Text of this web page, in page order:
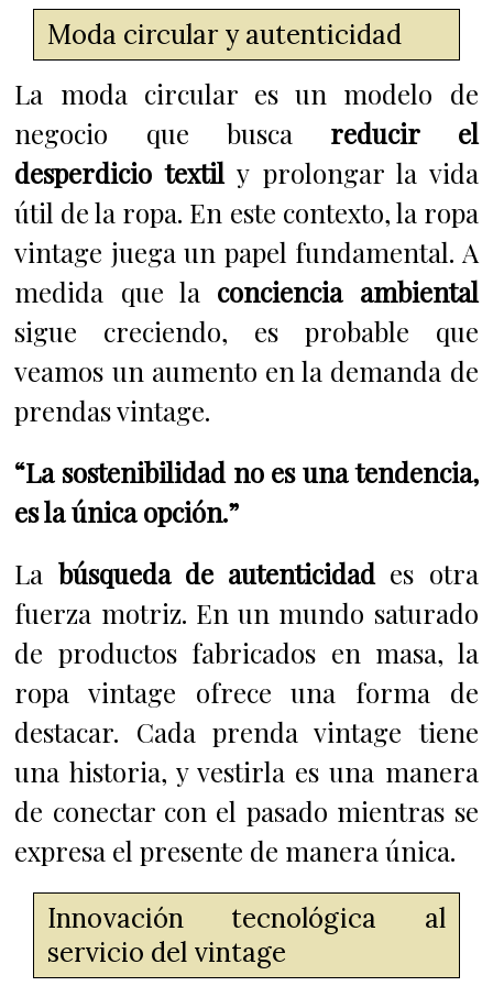
Moda circular y autenticidad
La moda circular es un modelo de
negocio que busca reducir el
desperdicio textil y prolongar la vida
útil de la ropa. En este contexto, la ropa
vintage juega un papel fundamental. A
medida que la conciencia ambiental
sigue creciendo, es probable que
veamos un aumento en la demanda de
prendas vintage.
“La sostenibilidad no es una tendencia,
es la única opción.”
La búsqueda de autenticidad es otra
fuerza motriz. En un mundo saturado
de productos fabricados en masa, la
ropa vintage ofrece una forma de
destacar. Cada prenda vintage tiene
una historia, y vestirla es una manera
de conectar con el pasado mientras se
expresa el presente de manera única.
Innovación tecnológica al
servicio del vintage